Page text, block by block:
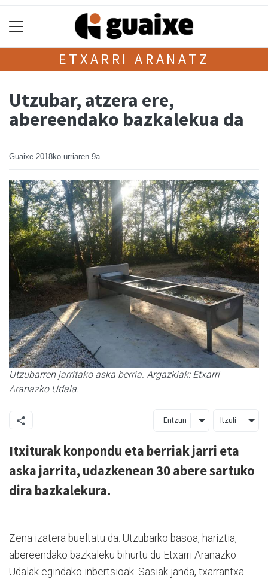
ETXARRI ARANATZ
Utzubar, atzera ere,
abereendako bazkalekua da
Guaixe 2018ko urriaren 9a
Utzubarren jarritako aska berria. Argazkiak: Etxarri
Aranazko Udala.
Entzun Itzuli
Itxiturak konpondu eta berriak jarri eta
aska jarrita, udazkenean 30 abere sartuko
dira bazkalekura.
Zena izatera bueltatu da. Utzubarko basoa, hariztia,
abereendako bazkaleku bihurtu du Etxarri Aranazko
Udalak egindako inbertsioak. Sasiak janda, txarrantxa